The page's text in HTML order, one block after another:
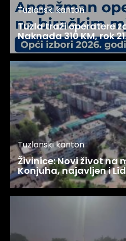
Tuzlanski kanton
Tuzla traži operatere
Naknada 310 KM, rok
Tuzlanski kanton
Živinice: Novi život na
Konjuha, najavljen i